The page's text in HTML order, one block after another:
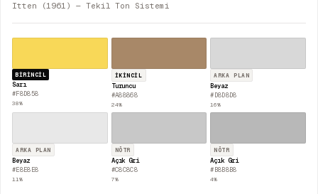
Itten (1961) — Tekil Ton Sistemi
BIRINCIL
Sarı
#F8D858
38%
İKINCIL
Turuncu
#A88868
24%
ARKA PLAN
Beyaz
#D8D8D8
16%
ARKA PLAN
Beyaz
#E8E8E8
11%
NÖTR
Açık Gri
#C8C8C8
7%
NÖTR
Açık Gri
#B8B8B8
4%